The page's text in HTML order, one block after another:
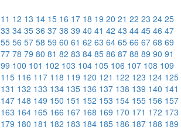
11 12 13 14 15 16 17 18 19 20 21 22 23 24 25
33 34 35 36 37 38 39 40 41 42 43 44 45 46 47
55 56 57 58 59 60 61 62 63 64 65 66 67 68 69
77 78 79 80 81 82 83 84 85 86 87 88 89 90 91
99 100 101 102 103 104 105 106 107 108 109
115 116 117 118 119 120 121 122 123 124 125
131 132 133 134 135 136 137 138 139 140 141
147 148 149 150 151 152 153 154 155 156 157
163 164 165 166 167 168 169 170 171 172 173
179 180 181 182 183 184 185 186 187 188 189